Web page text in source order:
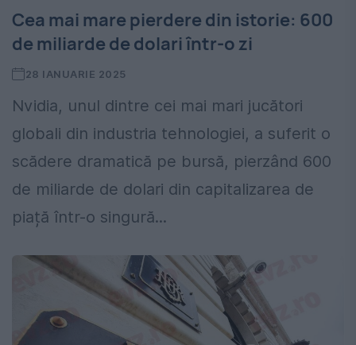
Cea mai mare pierdere din istorie: 600
de miliarde de dolari într-o zi
28 IANUARIE 2025
Nvidia, unul dintre cei mai mari jucători
globali din industria tehnologiei, a suferit o
scădere dramatică pe bursă, pierzând 600
de miliarde de dolari din capitalizarea de
piață într-o singură...